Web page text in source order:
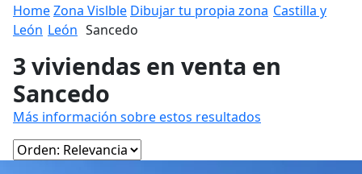
HomeZona Vislble Dibujar tu propia zona Castilla y
León León Sancedo
3 viviendas en venta en
Sancedo
Más información sobre estos resultados